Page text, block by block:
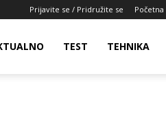
Prijavite se / Pridružite se Početna
TEST TEHNIKA